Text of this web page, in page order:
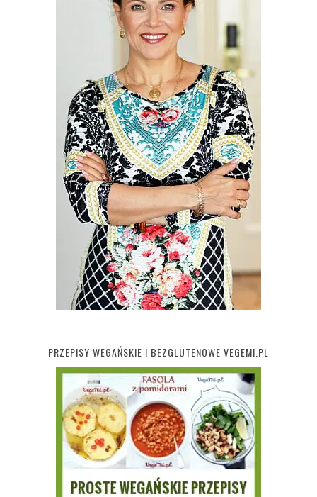
PRZEPISY WEGAŃSKIE I BEZGLUTENOWE VEGEMI.PL